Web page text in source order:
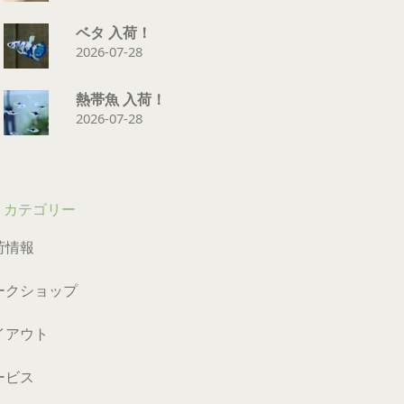
ベタ 入荷！
2026-07-28
熱帯魚 入荷！
2026-07-28
カテゴリー
情報
クショップ
アウト
ビス